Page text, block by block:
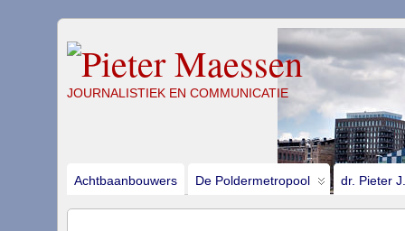
JOURNALISTIEK EN COMMUNICATIE
Achtbaanbouwers De Poldermetropool dr. Pieter